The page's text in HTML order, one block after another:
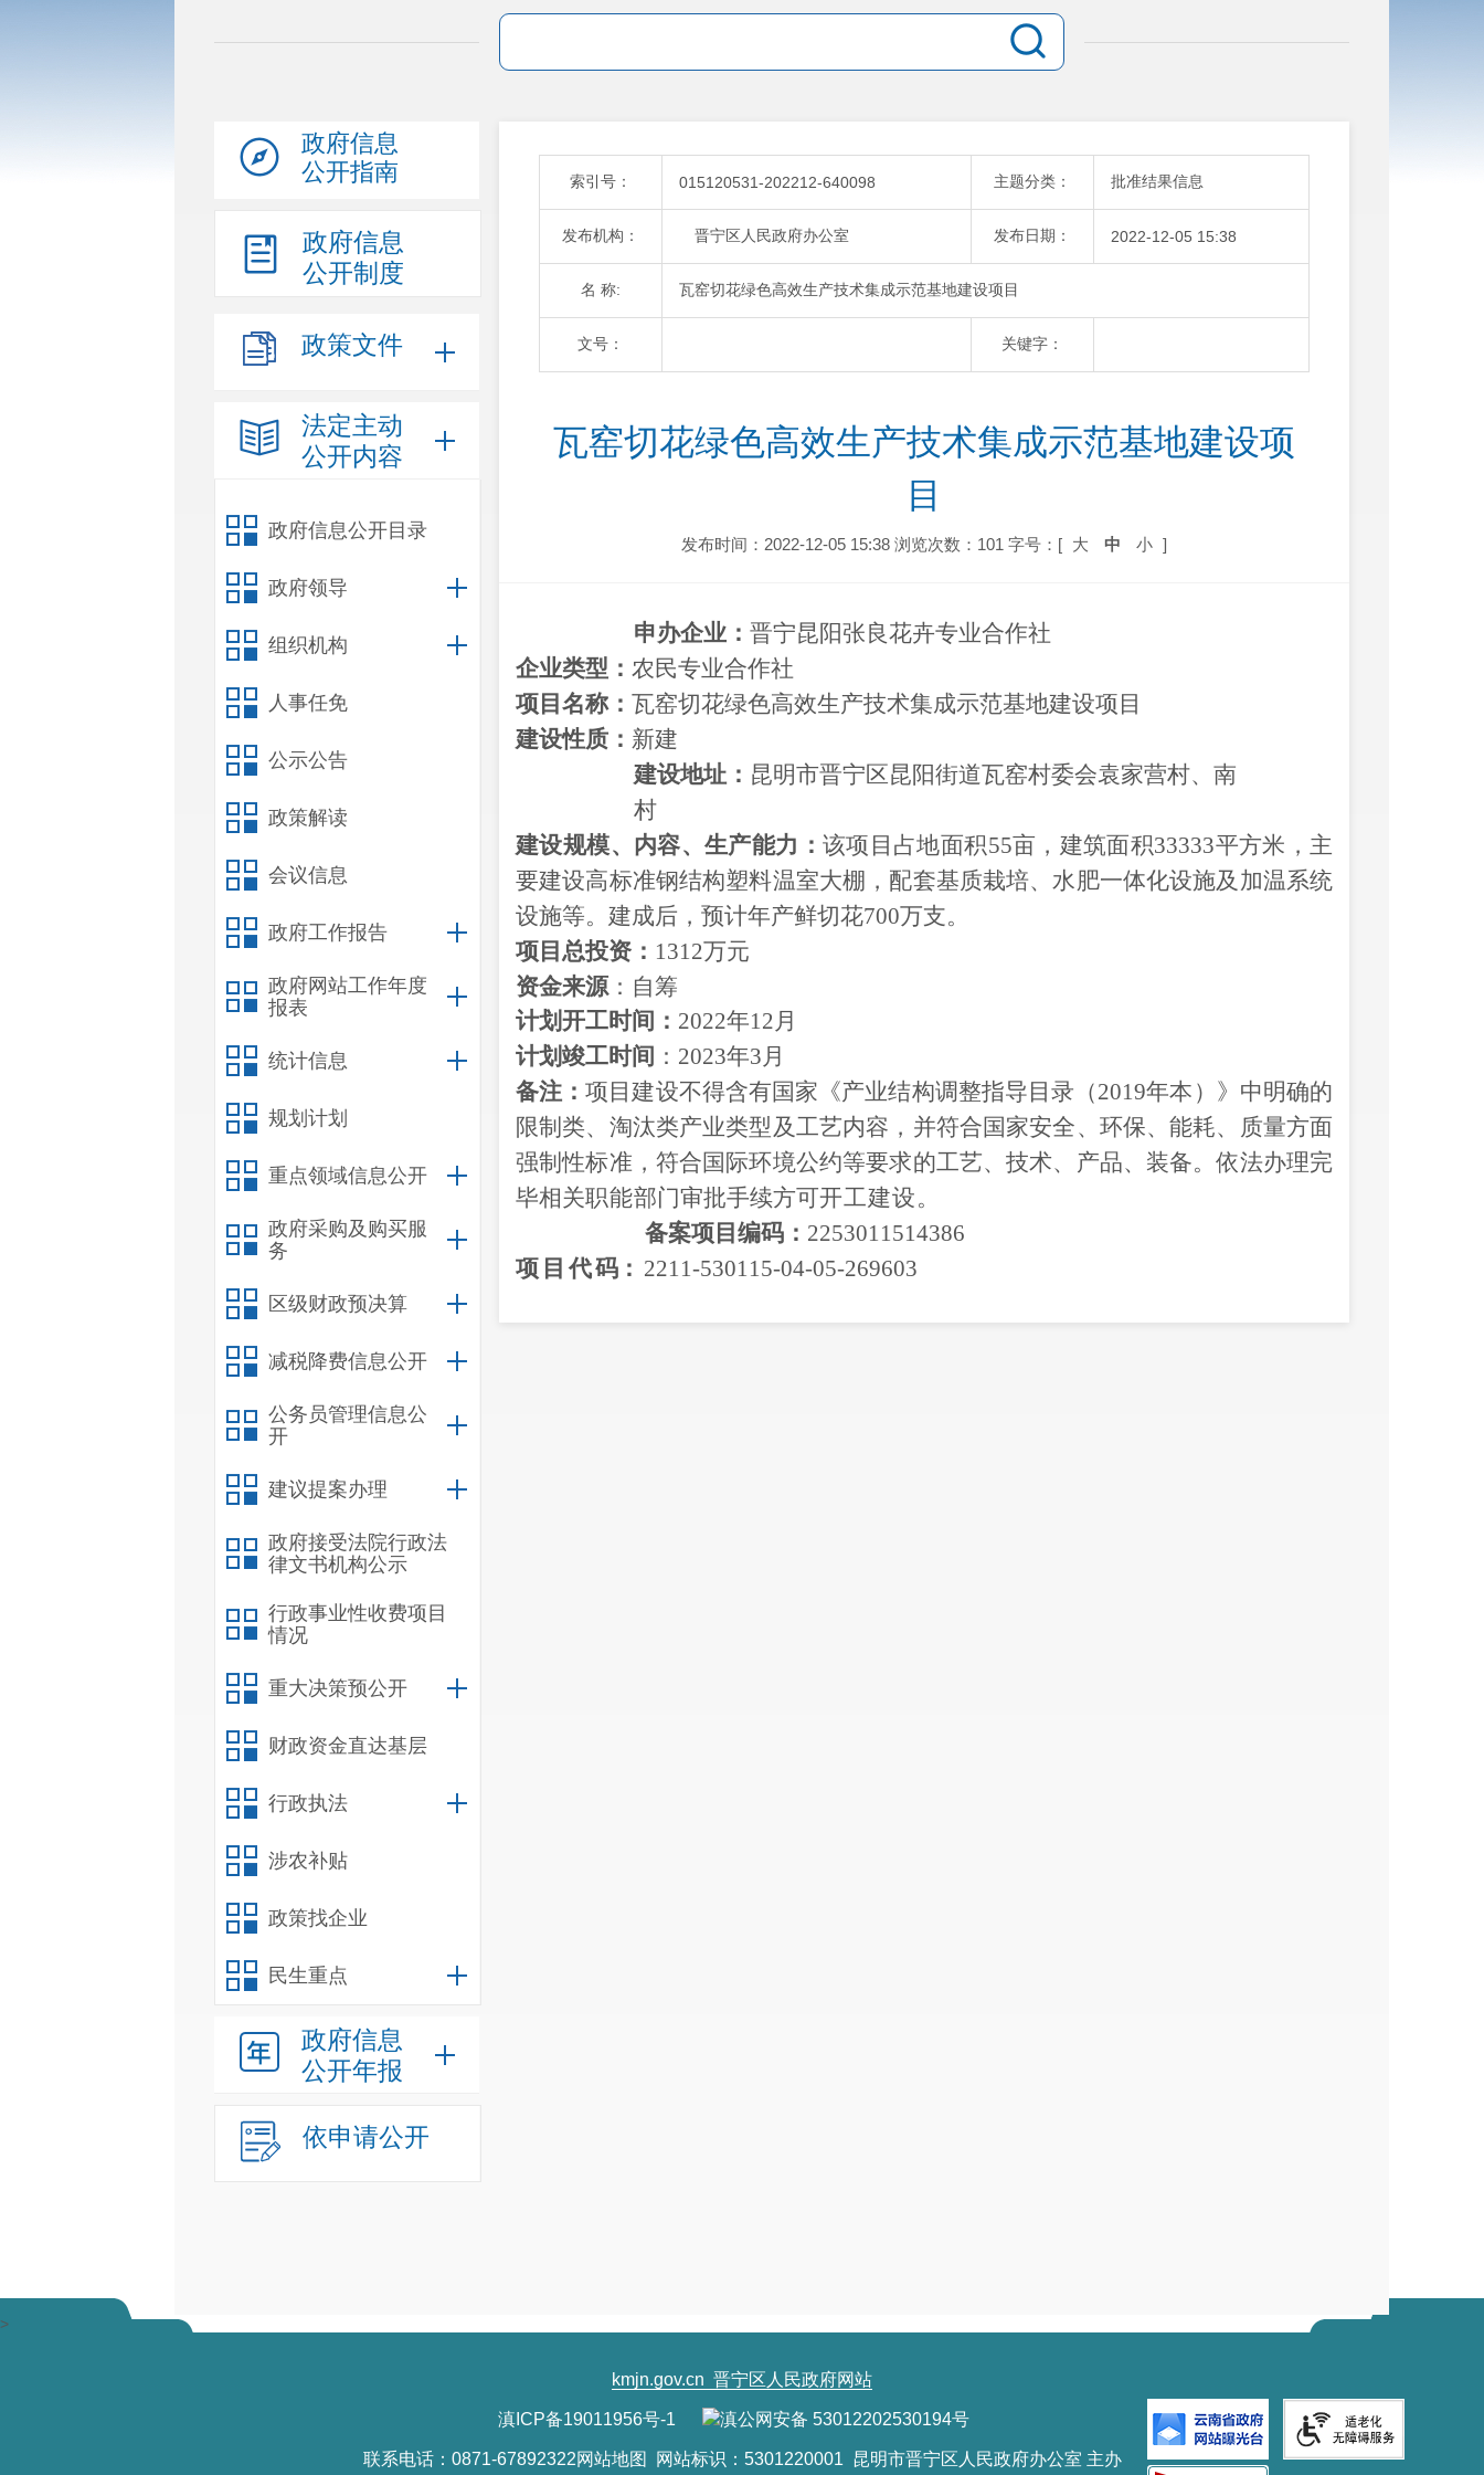
政府信息
公开指南
政府信息
公开制度
政策文件
法定主动
公开内容
政府信息公开目录
政府领导
组织机构
人事任免
公示公告
政策解读
会议信息
政府工作报告
政府网站工作年度
报表
统计信息
规划计划
重点领域信息公开
政府采购及购买服
务
区级财政预决算
减税降费信息公开
公务员管理信息公
开
建议提案办理
政府接受法院行政法
律文书机构公示
行政事业性收费项目
情况
重大决策预公开
财政资金直达基层
行政执法
涉农补贴
政策找企业
民生重点
政府信息
公开年报
依申请公开
索引号： 015120531-202212-640098 主题分类： 批准结果信息
发布机构： 晋宁区人民政府办公室 发布日期： 2022-12-05 15:38
名 称: 瓦窑切花绿色高效生产技术集成示范基地建设项目
文号： 关键字：
瓦窑切花绿色高效生产技术集成示范基地建设项
目
发布时间：2022-12-05 15:38 浏览次数：101 字号：[ 大 中 小 ]
申办企业： 晋宁昆阳张良花卉专业合作社
企业类型： 农民专业合作社
项目名称： 瓦窑切花绿色高效生产技术集成示范基地建设项目
建设性质： 新建
建设地址： 昆明市晋宁区昆阳街道瓦窑村委会袁家营村、南
村
建设规模、 内容、 生产能力： 该项目占地面积55亩，建筑面积33333平方米，主
要建设高标准钢结构塑料温室大棚，配套基质栽培、水肥一体化设施及加温系统
设施等。建成后 ， 预计年产鲜切花700万支。
项目总投资： 1312万元
资金来源： 自筹
计划开工时间： 2022年12月
计划竣工时间 ： 2023年3月
备注：项目建设不得含有国家 《产业结构调整指导目录（2019年本 ）》中明确的
限制类、淘汰类产业类型及工艺内容 ， 并符合国家安全、环保、能耗、质量方面
强制性标准，符合国际环境公约等要求的工艺、技术、产品、装备。依法办理完
毕相关职能部门审批手续方可开工建设。
备案项目编码： 2253011514386
项 目 代码： 2211-530115-04-05-269603
>
kmjn.gov.cn 晋宁区人民政府网站
滇ICP备19011956号-1 滇公网安备 53012202530194号
联系电话：0871-67892322网站地图 网站标识：5301220001 昆明市晋宁区人民政府办公室 主办